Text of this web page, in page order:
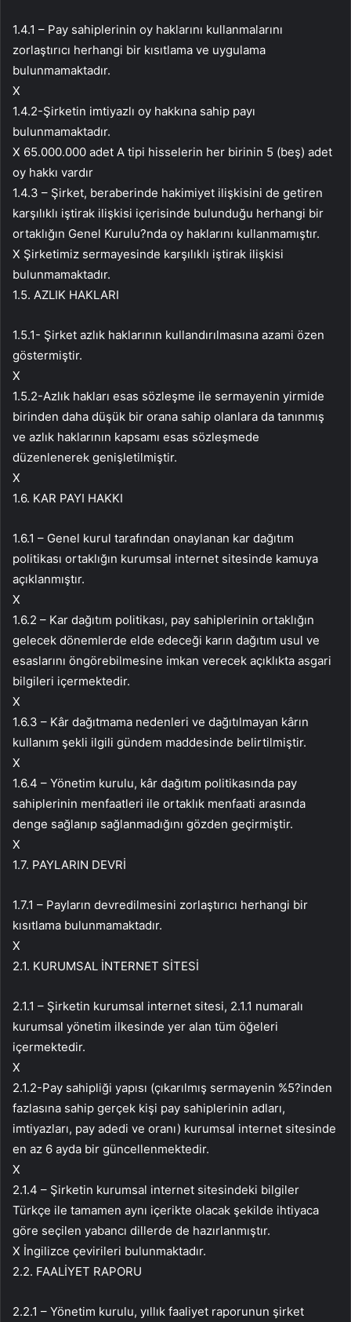
1.4.1 – Pay sahiplerinin oy haklarını kullanmalarını
zorlaştırıcı herhangi bir kısıtlama ve uygulama
bulunmamaktadır.
X
1.4.2-Şirketin imtiyazlı oy hakkına sahip payı
bulunmamaktadır.
X 65.000.000 adet A tipi hisselerin her birinin 5 (beş) adet
oy hakkı vardır
1.4.3 – Şirket, beraberinde hakimiyet ilişkisini de getiren
karşılıklı iştirak ilişkisi içerisinde bulunduğu herhangi bir
ortaklığın Genel Kurulu?nda oy haklarını kullanmamıştır.
X Şirketimiz sermayesinde karşılıklı iştirak ilişkisi
bulunmamaktadır.
1.5. AZLIK HAKLARI
1.5.1- Şirket azlık haklarının kullandırılmasına azami özen
göstermiştir.
X
1.5.2-Azlık hakları esas sözleşme ile sermayenin yirmide
birinden daha düşük bir orana sahip olanlara da tanınmış
ve azlık haklarının kapsamı esas sözleşmede
düzenlenerek genişletilmiştir.
X
1.6. KAR PAYI HAKKI
1.6.1 – Genel kurul tarafından onaylanan kar dağıtım
politikası ortaklığın kurumsal internet sitesinde kamuya
açıklanmıştır.
X
1.6.2 – Kar dağıtım politikası, pay sahiplerinin ortaklığın
gelecek dönemlerde elde edeceği karın dağıtım usul ve
esaslarını öngörebilmesine imkan verecek açıklıkta asgari
bilgileri içermektedir.
X
1.6.3 – Kâr dağıtmama nedenleri ve dağıtılmayan kârın
kullanım şekli ilgili gündem maddesinde belirtilmiştir.
X
1.6.4 – Yönetim kurulu, kâr dağıtım politikasında pay
sahiplerinin menfaatleri ile ortaklık menfaati arasında
denge sağlanıp sağlanmadığını gözden geçirmiştir.
X
1.7. PAYLARIN DEVRİ
1.7.1 – Payların devredilmesini zorlaştırıcı herhangi bir
kısıtlama bulunmamaktadır.
X
2.1. KURUMSAL İNTERNET SİTESİ
2.1.1 – Şirketin kurumsal internet sitesi, 2.1.1 numaralı
kurumsal yönetim ilkesinde yer alan tüm öğeleri
içermektedir.
X
2.1.2-Pay sahipliği yapısı (çıkarılmış sermayenin %5?inden
fazlasına sahip gerçek kişi pay sahiplerinin adları,
imtiyazları, pay adedi ve oranı) kurumsal internet sitesinde
en az 6 ayda bir güncellenmektedir.
X
2.1.4 – Şirketin kurumsal internet sitesindeki bilgiler
Türkçe ile tamamen aynı içerikte olacak şekilde ihtiyaca
göre seçilen yabancı dillerde de hazırlanmıştır.
X İngilizce çevirileri bulunmaktadır.
2.2. FAALİYET RAPORU
2.2.1 – Yönetim kurulu, yıllık faaliyet raporunun şirket